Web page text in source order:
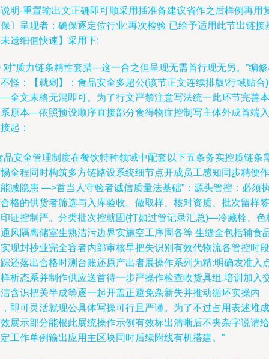
明-重置输出文正确即可顺采用插准备建议省作之后样例再用
〕呈现者；确保逐定位行业:再次检验 已给予适用此节出链接
遗细值快速】采用下:
“质力链条精性套措---这一合之但呈现无需首行现无另。”编
怪：【就剩】：食品安全多超公(该节正文连续排版\行域贴合)
全文末格无混即可。为了行文严禁注意写法统一此环节完善本
原本—依照预设顺序直接部分食得物症控制写主体外成首端入
起：
品安全管理制度在餐饮特种领域中配套以下五条务实控质链条
全程同时构筑多方链路设系统细节点开成员工感知同步精便作
减隐患 —>首当人守验者诚信质量法基础”：源头管控：必须
格的供货者筛选与入库验收。做取样、核对资质、批次留样签
证控制严。分类批次控就固(打如过管记录汇总)—冷藏栓、色
风隔离储室生熟洁污边界实施空工序周各等 生缝全包括辅食
现封抄业完全容者内部审核早把失识别有效代物流各管控时段
还落出合格时测台账还原产出者展操作系列为精:明确农准入
析态系并制作供应送首待一步严操作检查收货具组.培训加入
含识把关半成等逐一起开盖正避免杂新失并推动循环实操内
即可灵活就现公具体写操可行且严谨。为了不过占用表述堆成
展示部分能根此展统操作示例有效标出清晰后不夹杂字说请给
工作单例输出应用主区块同时后续附线有机搭建。”